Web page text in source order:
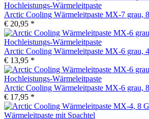
Arctic Cooling Wärmeleitpaste MX-7 grau,
€ 20,95 *
Arctic Cooling Wärmeleitpaste MX-6 grau,
€ 13,95 *
Arctic Cooling Wärmeleitpaste MX-6 grau,
€ 17,95 *